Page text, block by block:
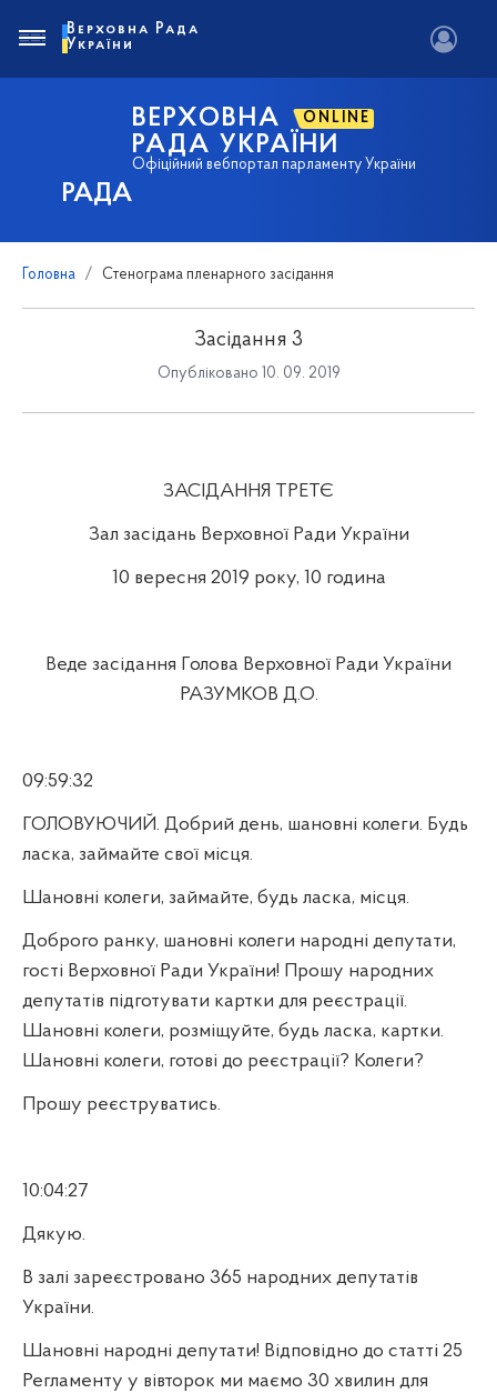
РАДА
ВЕРХОВНА ONLINE
РАДА УКРАЇНИ
Офіційний вебпортал парламенту України
Верховна Рада
України
Головна Стенограма пленарного засідання
Засідання 3
Опубліковано 10. 09. 2019
ЗАСІДАННЯ ТРЕТЄ
Зал засідань Верховної Ради України
10 вересня 2019 року, 10 година
Веде засідання Голова Верховної Ради України
РАЗУМКОВ Д.О.
09:59:32
ГОЛОВУЮЧИЙ. Добрий день, шановні колеги. Будь
ласка, займайте свої місця.
Шановні колеги, займайте, будь ласка, місця.
Доброго ранку, шановні колеги народні депутати,
гості Верховної Ради України! Прошу народних
депутатів підготувати картки для реєстрації.
Шановні колеги, розміщуйте, будь ласка, картки.
Шановні колеги, готові до реєстрації? Колеги?
Прошу реєструватись.
10:04:27
Дякую.
В залі зареєстровано 365 народних депутатів
України.
Шановні народні депутати! Відповідно до статті 25
Регламенту у вівторок ми маємо 30 хвилин для